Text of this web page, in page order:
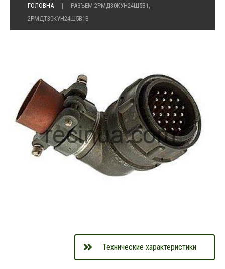
ГОЛОВНА
РАЗЪЕМ 2РМД30КУН24Ш5В1,
2РМДТ30КУН24Ш5В1В
Технические характеристики